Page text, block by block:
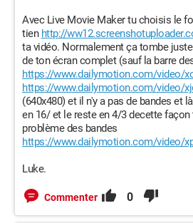
Avec Live Movie Maker tu choisis le
tien http://
ta vidéo. Normalement ça tombe
de ton écran complet (sauf la barre
https://www.dailymotion.com/video/
https://www.dailymotion.com/video/
(640x480) et il n'y a pas de bandes et
en 16/ et le reste en 4/3 decette façon
problème des bandes
https://www.dailymotion.com/video/
Luke.
Commenter 0